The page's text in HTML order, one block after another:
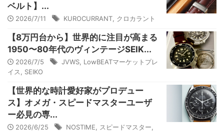
ベルト】...
2026/7/11 KUROCURRANT クロカラント
【8万円台から】世界的に注目が高まる
1950〜80年代のヴィンテージSEIK...
2026/7/5 JVWS LowBEATマーケットプレ
イス
SEIKO
【世界的な時計愛好家がプロデュー
ス】オメガ・スピードマスターユーザ
ー必見の専...
2026/6/25 NOSTIME スピードマスター